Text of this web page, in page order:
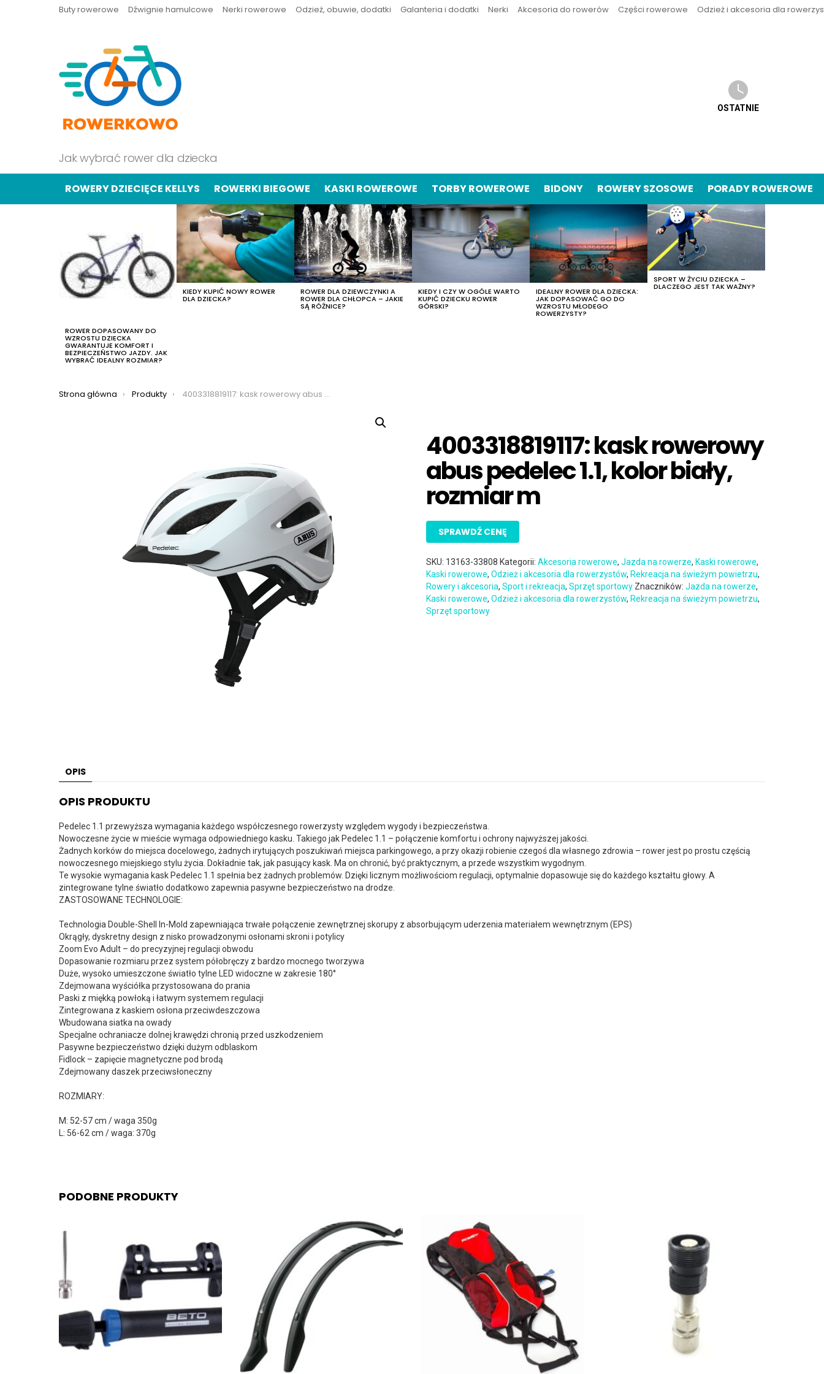
Buty rowerowe Dźwignie hamulcowe Nerki rowerowe Odzież, obuwie, dodatki Galanteria i dodatki Nerki Akcesoria do rowerów Części rowerowe Odzież i akcesoria dla
Jak wybrać rower dla dziecka
OSTATNIE
ROWERY DZIECIĘCE KELLYS ROWERKI BIEGOWE KASKI ROWEROWE TORBY ROWEROWE BIDONY ROWERY SZOSOWE PORADY ROWEROWE
ROWER DOPASOWANY DO
WZROSTU DZIECKA
GWARANTUJE KOMFORT I
BEZPIECZEŃSTWO JAZDY. JAK
WYBRAĆ IDEALNY ROZMIAR?
KIEDY KUPIĆ NOWY ROWER
DLA DZIECKA?
ROWER DLA DZIEWCZYNKI A
ROWER DLA CHŁOPCA – JAKIE
SĄ RÓŻNICE?
KIEDY I CZY W OGÓLE WARTO
KUPIĆ DZIECKU ROWER
GÓRSKI?
IDEALNY ROWER DLA DZIECKA:
JAK DOPASOWAĆ GO DO
WZROSTU MŁODEGO
ROWERZYSTY?
SPORT W ŻYCIU DZIECKA –
DLACZEGO JEST TAK WAŻNY?
Jesteś tutaj:
Strona główna Produkty 4003318819117: kask rowerowy abus pedelec 1.1, kolor biały, rozmiar m
4003318819117: kask rowerowy
abus pedelec 1.1, kolor biały,
rozmiar m
SPRAWDŹ CENĘ
SKU: 13163-33808 Kategorii:Akcesoria rowerowe,Jazda na rowerze, Kaski rowerowe,
Kaski rowerowe,Odzież i akcesoria dla rowerzystów, Rekreacja na świeżym powietrzu,
Rowery i akcesoria,Sport i rekreacja,Sprzęt sportowy Znaczników:Jazda na rowerze,
Kaski rowerowe,Odzież i akcesoria dla rowerzystów, Rekreacja na świeżym powietrzu,
Sprzęt sportowy
OPIS
OPIS PRODUKTU
Pedelec 1.1 przewyższa wymagania każdego współczesnego rowerzysty względem wygody i bezpieczeństwa.
Nowoczesne życie w mieście wymaga odpowiedniego kasku. Takiego jak Pedelec 1.1 – połączenie komfortu i ochrony najwyższej jakości.
Żadnych korków do miejsca docelowego, żadnych irytujących poszukiwań miejsca parkingowego, a przy okazji robienie czegoś dla własnego zdrowia – rower jest po prostu częścią
nowoczesnego miejskiego stylu życia. Dokładnie tak, jak pasujący kask. Ma on chronić, być praktycznym, a przede wszystkim wygodnym.
Te wysokie wymagania kask Pedelec 1.1 spełnia bez żadnych problemów. Dzięki licznym możliwościom regulacji, optymalnie dopasowuje się do każdego kształtu głowy. A
zintegrowane tylne światło dodatkowo zapewnia pasywne bezpieczeństwo na drodze.
ZASTOSOWANE TECHNOLOGIE:
Technologia Double-Shell In-Mold zapewniająca trwałe połączenie zewnętrznej skorupy z absorbującym uderzenia materiałem wewnętrznym (EPS)
Okrągły, dyskretny design z nisko prowadzonymi osłonami skroni i potylicy
Zoom Evo Adult – do precyzyjnej regulacji obwodu
Dopasowanie rozmiaru przez system półobręczy z bardzo mocnego tworzywa
Duże, wysoko umieszczone światło tylne LED widoczne w zakresie 180°
Zdejmowana wyściółka przystosowana do prania
Paski z miękką powłoką i łatwym systemem regulacji
Zintegrowana z kaskiem osłona przeciwdeszczowa
Wbudowana siatka na owady
Specjalne ochraniacze dolnej krawędzi chronią przed uszkodzeniem
Pasywne bezpieczeństwo dzięki dużym odblaskom
Fidlock – zapięcie magnetyczne pod brodą
Zdejmowany daszek przeciwsłoneczny
ROZMIARY:
M: 52-57 cm / waga 350g
L: 56-62 cm / waga: 370g
PODOBNE PRODUKTY